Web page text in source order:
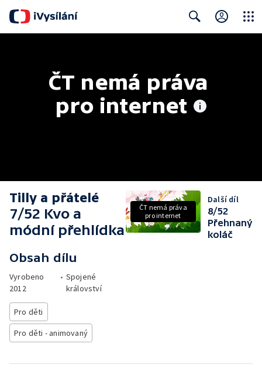
ČT nemá práva
pro internet
Tilly a přátelé
7/52 Kvo a
módní přehlídka
Obsah dílu
Vyrobeno
2012
• Spojené
království
Pro děti
Pro děti - animovaný
ČT nemá práva
pro internet
Další díl
8/52
Přehnaný
koláč